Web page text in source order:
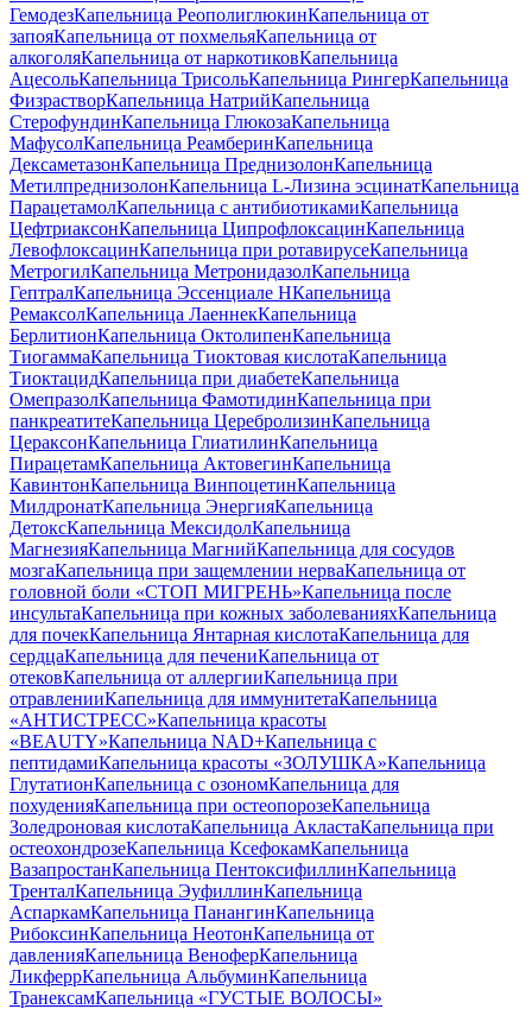
ГемодезКапельница РеополиглюкинКапельница от
запояКапельница от похмельяКапельница от
алкоголяКапельница от наркотиковКапельница
АцесольКапельница ТрисольКапельница РингерКапельница
ФизрастворКапельница НатрийКапельница
СтерофундинКапельница ГлюкозаКапельница
МафусолКапельница РеамберинКапельница
ДексаметазонКапельница ПреднизолонКапельница
МетилпреднизолонКапельница L-Лизина эсцинатКапельница
ПарацетамолКапельница с антибиотикамиКапельница
ЦефтриаксонКапельница ЦипрофлоксацинКапельница
ЛевофлоксацинКапельница при ротавирусеКапельница
МетрогилКапельница МетронидазолКапельница
ГептралКапельница Эссенциале НКапельница
РемаксолКапельница ЛаеннекКапельница
БерлитионКапельница ОктолипенКапельница
ТиогаммаКапельница Тиоктовая кислотаКапельница
ТиоктацидКапельница при диабетеКапельница
ОмепразолКапельница ФамотидинКапельница при
панкреатитеКапельница ЦеребролизинКапельница
ЦераксонКапельница ГлиатилинКапельница
ПирацетамКапельница АктовегинКапельница
КавинтонКапельница ВинпоцетинКапельница
МилдронатКапельница ЭнергияКапельница
ДетоксКапельница МексидолКапельница
МагнезияКапельница МагнийКапельница для сосудов
мозгаКапельница при защемлении нерваКапельница от
головной боли «СТОП МИГРЕНЬ»Капельница после
инсультаКапельница при кожных заболеванияхКапельница
для почекКапельница Янтарная кислотаКапельница для
сердцаКапельница для печениКапельница от
отековКапельница от аллергииКапельница при
отравленииКапельница для иммунитетаКапельница
«АНТИСТРЕСС»Капельница красоты
«BEAUTY»Капельница NAD+Капельница с
пептидамиКапельница красоты «ЗОЛУШКА»Капельница
ГлутатионКапельница с озономКапельница для
похуденияКапельница при остеопорозеКапельница
Золедроновая кислотаКапельница АкластаКапельница при
остеохондрозеКапельница КсефокамКапельница
ВазапростанКапельница ПентоксифиллинКапельница
ТренталКапельница ЭуфиллинКапельница
АспаркамКапельница ПанангинКапельница
РибоксинКапельница НеотонКапельница от
давленияКапельница ВеноферКапельница
ЛикферрКапельница АльбуминКапельница
ТранексамКапельница «ГУСТЫЕ ВОЛОСЫ»